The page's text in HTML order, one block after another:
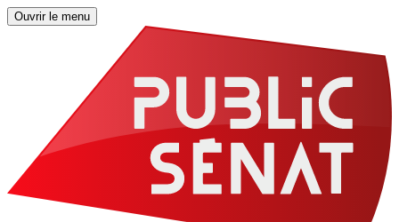
Ouvrir le menu